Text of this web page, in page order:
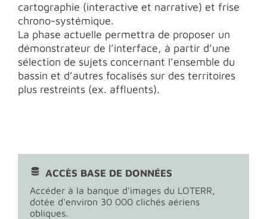
cartographie (interactive et narrative) et frise
chrono-systémique.
La phase actuelle permettra de proposer un
démonstrateur de l’interface, à partir d’une
sélection de sujets concernant l’ensemble du
bassin et d’autres focalisés sur des territoires
plus restreints (ex. affluents).
ACCÈS BASE DE DONNÉES
Accéder à la banque d'images du LOTERR,
dotée d'environ 30 000 clichés aériens
obliques.